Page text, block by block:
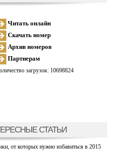
Читать онлайн
Скачать номер
Архив номеров
Партнерам
загрузок: 10698824
СТАТЬИ
от которых нужно избавиться в 2015